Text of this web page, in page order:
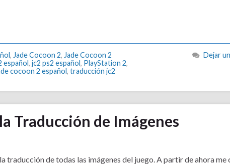
, Jade Cocoon 2, Jade Cocoon 2
español, jc2 ps2 español, PlayStation 2,
cocoon 2 español, traducción jc2
Dejar
Traducción de Imágenes
traducción de todas las imágenes del juego. A partir de ahora me